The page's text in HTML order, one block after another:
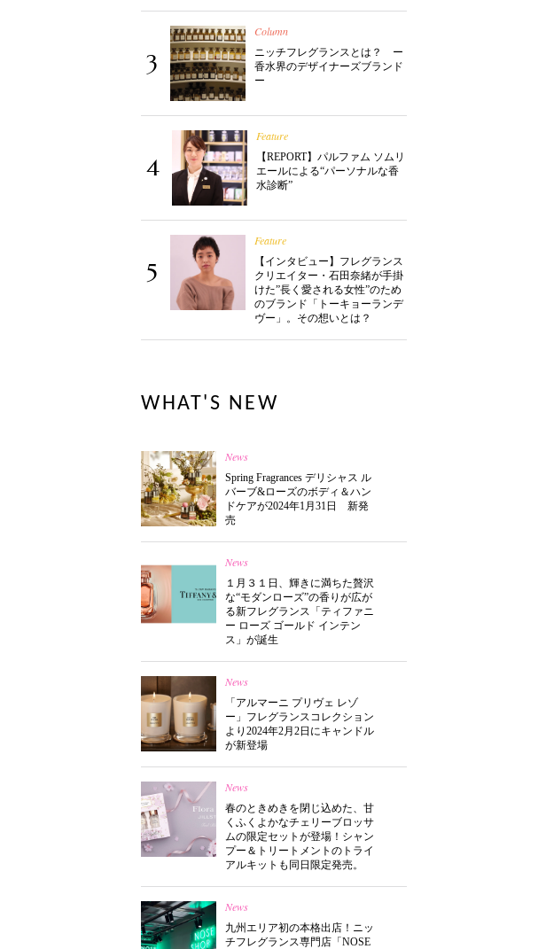
3
Column
ニッチフレグランスとは？ ー
香水界のデザイナーズブランド
ー
4
Feature
【REPORT】パルファム ソムリ
エールによる“パーソナルな香
水診断”
5
Feature
【インタビュー】フレグランス
クリエイター・石田奈緒が手掛
けた”長く愛される女性”のため
のブランド「トーキョーランデ
ヴー」。その想いとは？
WHAT'S NEW
News
Spring Fragrances デリシャス ル
バーブ&ローズのボディ＆ハン
ドケアが2024年1月31日 新発
売
News
１月３１日、輝きに満ちた贅沢
な“モダンローズ”の香りが広が
る新フレグランス「ティファニ
ー ローズ ゴールド インテン
ス」が誕生
News
「アルマーニ プリヴェ レゾ
ー」フレグランスコレクション
より2024年2月2日にキャンドル
が新登場
News
春のときめきを閉じ込めた、甘
くふくよかなチェリーブロッサ
ムの限定セットが登場！シャン
プー＆トリートメントのトライ
アルキットも同日限定発売。
News
九州エリア初の本格出店！ニッ
チフレグランス専門店「NOSE